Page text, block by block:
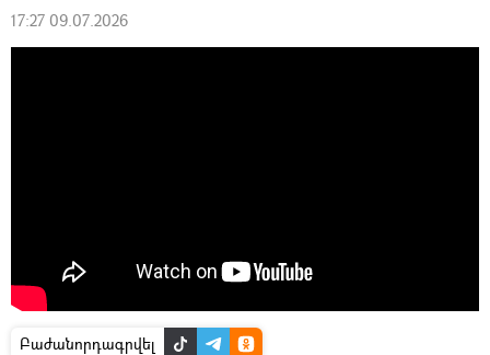
17:27 09.07.2026
Բաժանորդագրվել